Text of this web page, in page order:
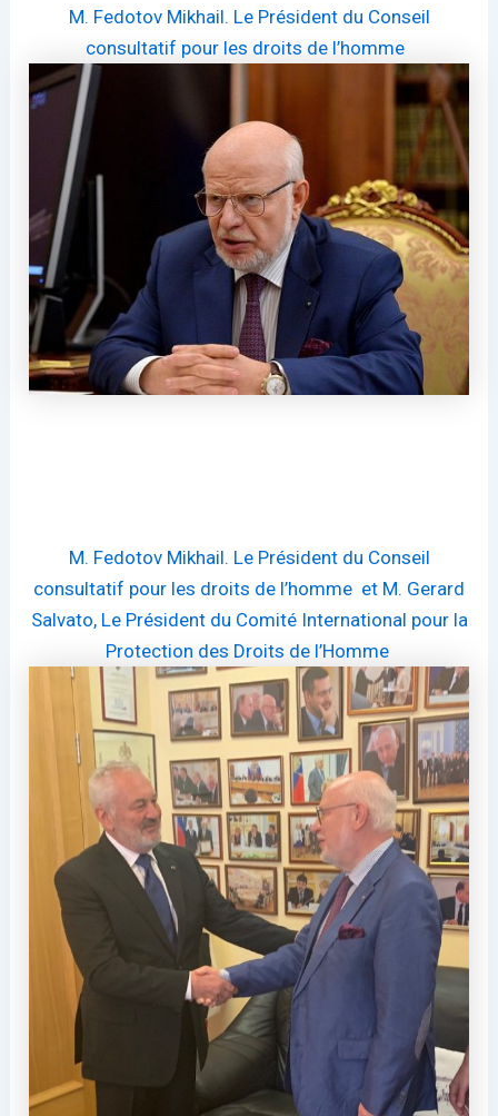
M. Fedotov Mikhail. Le Président du Conseil
consultatif pour les droits de l’homme
M. Fedotov Mikhail. Le Président du Conseil
consultatif pour les droits de l’homme et M. Gerard
Salvato, Le Président du Comité International pour la
Protection des Droits de l’Homme